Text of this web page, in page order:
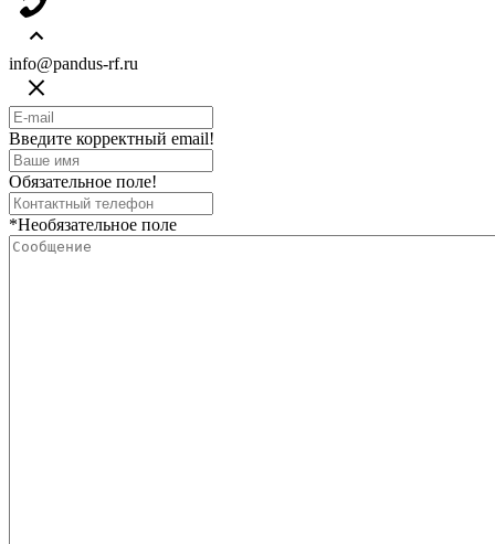
info@pandus-rf.ru
Введите корректный email!
Обязательное поле!
*Необязательное поле